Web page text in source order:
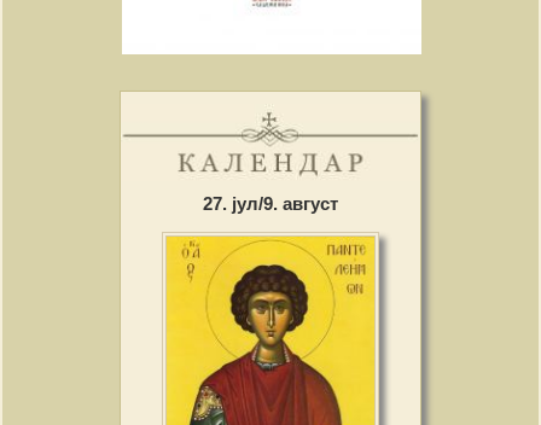
27. јул/9. август